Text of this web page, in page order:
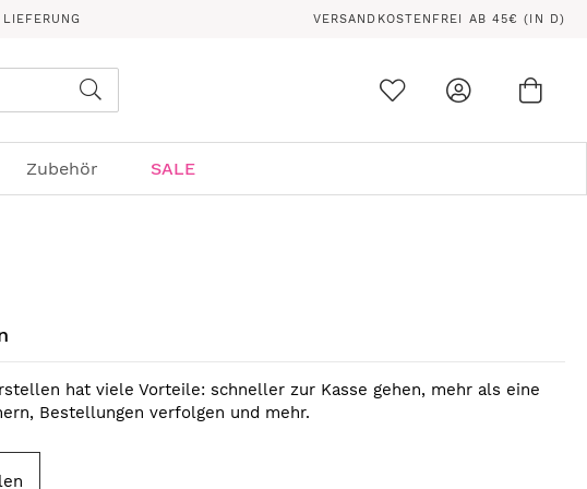
VERSANDKOSTENFREI AB 45€ (IN D)
Zubehör SALE
hat viele Vorteile: schneller zur Kasse gehen, mehr als eine
Bestellungen verfolgen und mehr.